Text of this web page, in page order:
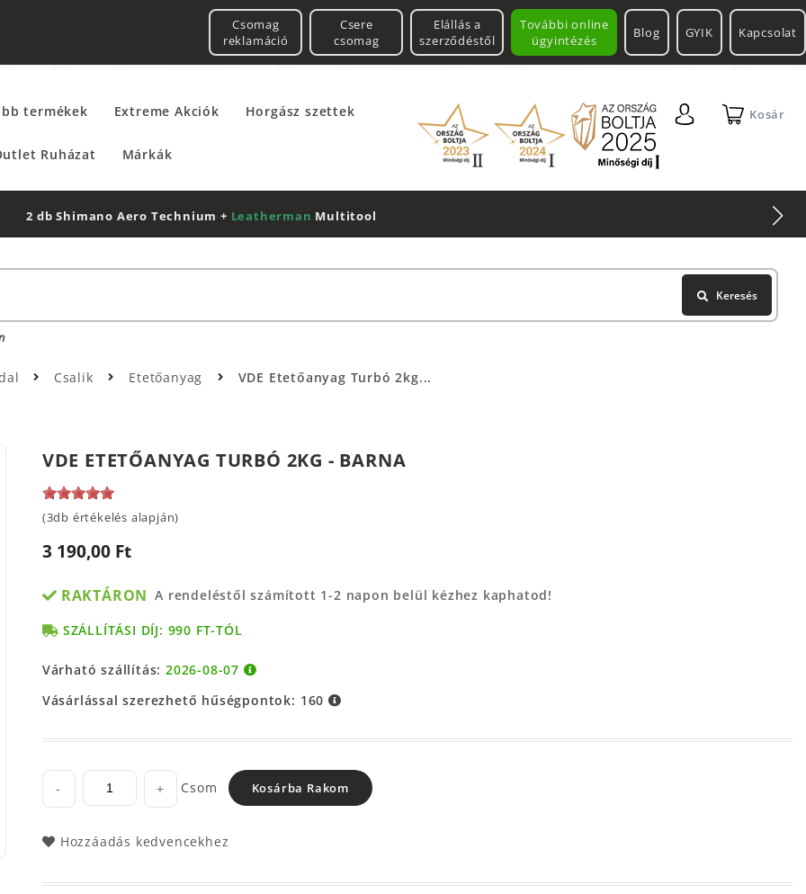
További online
ügyintézés
Csomag
reklamáció
Csere
csomag
Elállás a
szerződéstől
Blog GYIK Kapcsolat
termékek Extreme Akciók Horgász szettek
Ruházat Márkák
Kosár
2 db Shimano Aero Technium + Leatherman Multitool
Keresés
Csalik Etetőanyag VDE Etetőanyag Turbó 2kg...
VDE ETETŐANYAG TURBÓ 2KG - BARNA
(3db értékelés alapján)
3 190,00 Ft
RAKTÁRON A rendeléstől számított 1-2 napon belül kézhez kaphatod!
SZÁLLÍTÁSI DÍJ: 990 FT-TÓL
Várható szállítás:2026-08-07
Vásárlással szerezhető hűségpontok: 160
- + Csom Kosárba Rakom
Hozzáadás kedvencekhez